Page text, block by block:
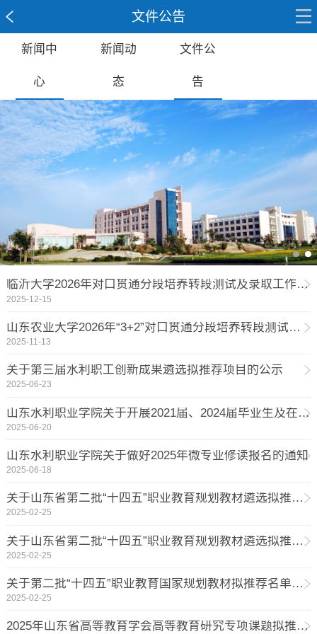
文件公告
新闻中
心
新闻动
态
文件公
告
临沂大学2026年对口贯通分段培养转段测试及录取工作方案
2025-12-15
山东农业大学2026年“3+2”对口贯通分段培养转段测试工作方案
2025-11-13
关于第三届水利职工创新成果遴选拟推荐项目的公示
2025-06-23
山东水利职业学院关于开展2021届、2024届毕业生及在校生培养质量评价的通知
2025-06-20
山东水利职业学院关于做好2025年微专业修读报名的通知
2025-06-18
关于山东省第二批“十四五”职业教育规划教材遴选拟推荐名单的公示
2025-02-25
关于山东省第二批“十四五”职业教育规划教材遴选拟推荐名单的公示
2025-02-25
关于第二批“十四五”职业教育国家规划教材拟推荐名单的公示
2025-02-25
2025年山东省高等教育学会高等教育研究专项课题拟推荐项目公示